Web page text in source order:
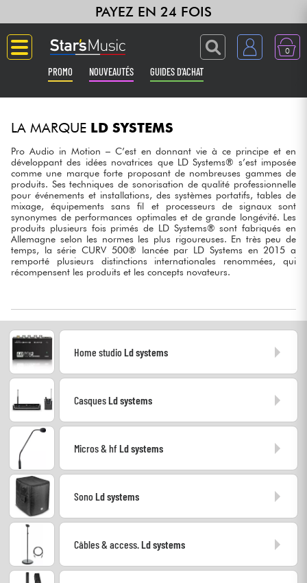
PAYEZ EN 24 FOIS
0
PROMO NOUVEAUTÉS GUIDES D'ACHAT
Amplis & Effets
Claviers & Pianos
Synthés & Sampleurs
Casques
Micros & HF
Sono
Eclairage
Batteries & Percu
Violons & Quatuor
LA MARQUE LD SYSTEMS
Pro Audio in Motion – C’est en donnant vie à ce principe et en
développant des idées novatrices que LD Systems® s’est imposée
comme une marque forte proposant de nombreuses gammes de
produits. Ses techniques de sonorisation de qualité professionnelle
pour événements et installations, des systèmes portatifs, tables de
mixage, équipements sans fil et processeurs de signaux sont
synonymes de performances optimales et de grande longévité. Les
produits plusieurs fois primés de LD Systems® sont fabriqués en
Allemagne selon les normes les plus rigoureuses. En très peu de
temps, la série CURV 500® lancée par LD Systems en 2015 a
remporté plusieurs distinctions internationales renommées, qui
récompensent les produits et les concepts novateurs.
Home studioLd systems
CasquesLd systems
Micros & hfLd systems
SonoLd systems
Câbles & access.Ld systems